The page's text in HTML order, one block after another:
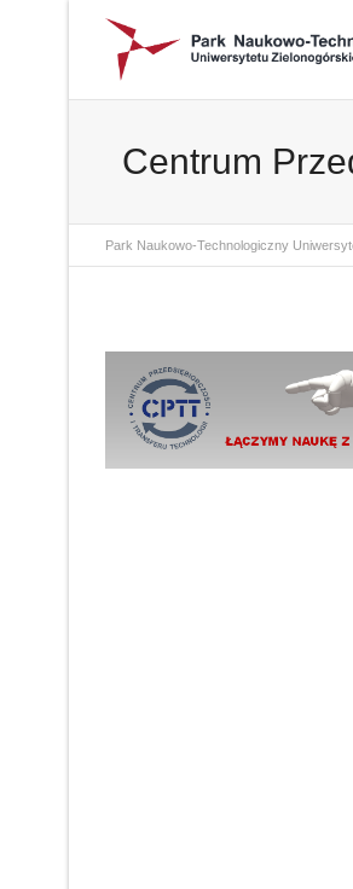
Centrum
Park Naukowo-Technologiczny